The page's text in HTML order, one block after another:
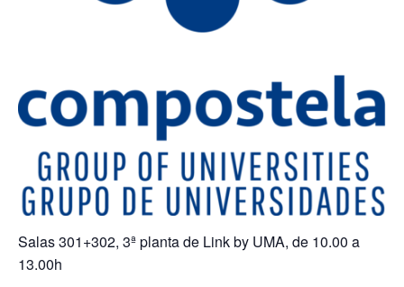
Salas 301+302, 3ª planta de Link by UMA, de 10.00 a
13.00h